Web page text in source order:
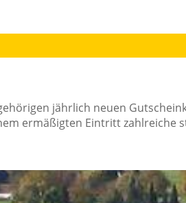
jährlich neuen
ermäßigten Eintritt zahlreiche